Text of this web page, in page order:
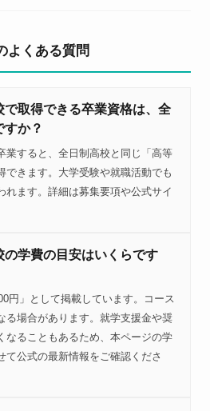
よくある質問
で取得できる卒業資格は、全
すか？
業すると、全日制高校と同じ「高等
できます。大学受験や就職活動でも
れます。詳細は募集要項や公式サイ
の学費の目安はいくらです
円」として掲載しています。コース
る場合があります。就学支援金や奨
なることもあるため、本ページの学
て公式の最新情報をご確認くださ